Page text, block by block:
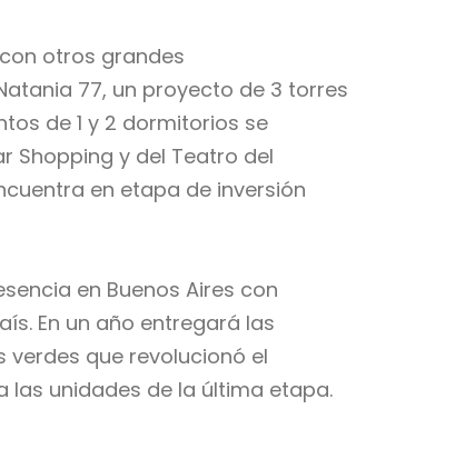
otros grandes
77, un proyecto de 3 torres
de 1 y 2 dormitorios se
Shopping y del Teatro del
en etapa de inversión
en Buenos Aires con
En un año entregará las
que revolucionó el
las unidades de la última etapa.